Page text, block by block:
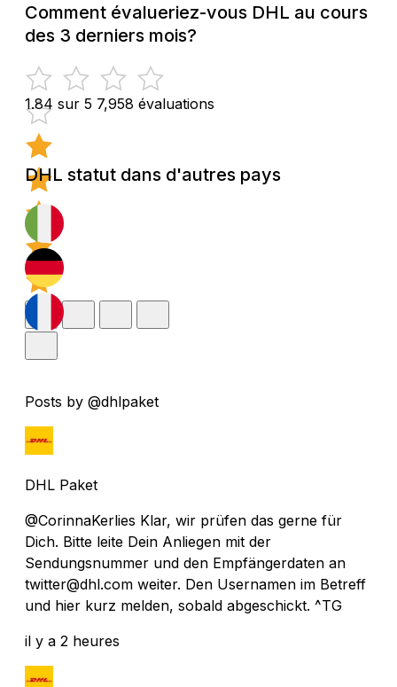
Comment évalueriez-vous DHL au cours
des 3 derniers mois?
1.84 sur 5 7,958 évaluations
DHL statut dans d'autres pays
Posts by @dhlpaket
DHL Paket
@CorinnaKerlies Klar, wir prüfen das gerne für
Dich. Bitte leite Dein Anliegen mit der
Sendungsnummer und den Empfängerdaten an
twitter@dhl.com weiter. Den Usernamen im Betreff
und hier kurz melden, sobald abgeschickt. ^TG
il y a 2 heures